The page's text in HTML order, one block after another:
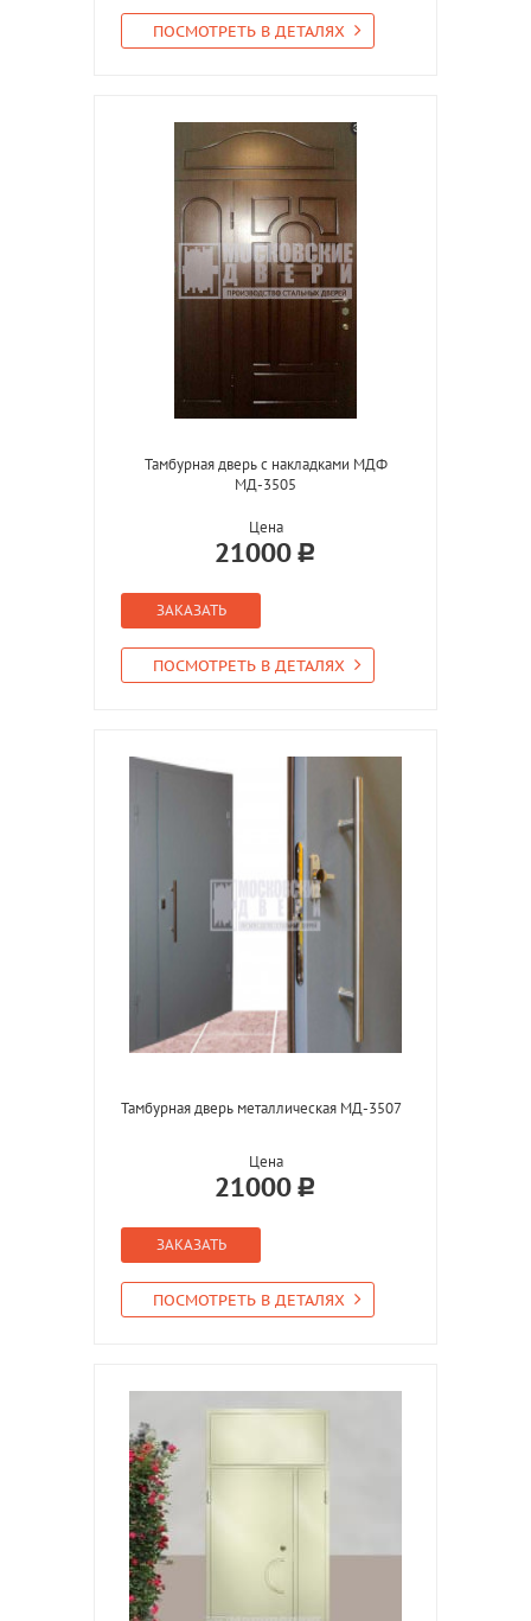
ПОСМОТРЕТЬ В ДЕТАЛЯХ
Тамбурная дверь с накладками МДФ
МД-3505
Цена
21000
ЗАКАЗАТЬ
ПОСМОТРЕТЬ В ДЕТАЛЯХ
Тамбурная дверь металлическая МД-3507
Цена
21000
ЗАКАЗАТЬ
ПОСМОТРЕТЬ В ДЕТАЛЯХ